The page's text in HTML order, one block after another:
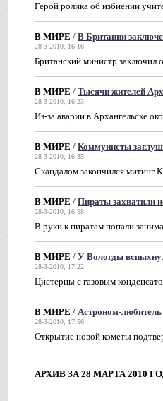
Герой ролика об избиении
В МИРЕ / В Британии
28-3-2010, 16:16
Британский министр заключил
В МИРЕ / Тысячи жителей
28-3-2010, 16:23
Из-за аварии в Архангельске
В МИРЕ / Коммунисты
28-3-2010, 16:35
Скандалом закончился митинг
В МИРЕ / Пираты захватили
28-3-2010, 16:58
В руки к пиратам попали
В МИРЕ / У Вологды
28-3-2010, 17:22
Цистерны с газовым
В МИРЕ / Aстроном-
28-3-2010, 17:56
Oткрытие новой кометы
АРХИВ ЗА 28 МАРТА 2010